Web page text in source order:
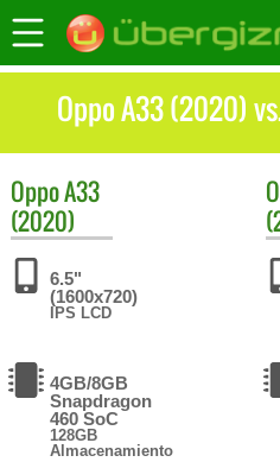
Oppo A33 (2020)
OppoA33
(2020)
6.5"
(1600x720)
IPS LCD
4GB/8GB
Snapdragon
460 SoC
128GB
Almacenamiento